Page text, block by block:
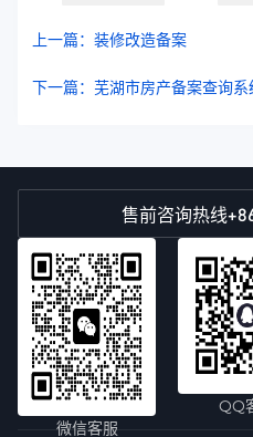
上一篇：装修改造备案
下一篇：芜湖市房产备案查询系
售前咨询热线
微信客服
QQ